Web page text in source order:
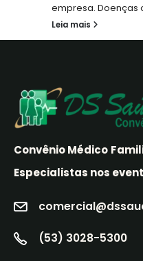
empresa. Doenças
Leia mais
Convênio Médico
Especialistas nos
(53) 3028-5300